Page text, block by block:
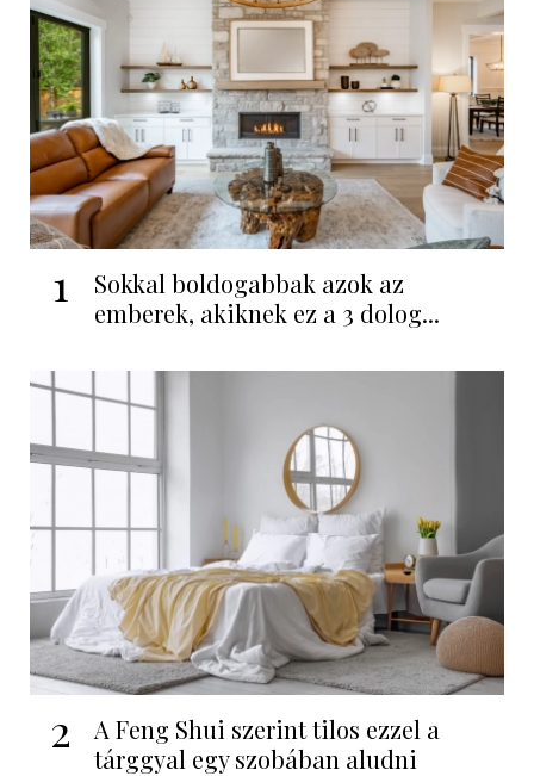
1
Sokkal boldogabbak azok az
emberek, akiknek ez a 3 dolog...
2
A Feng Shui szerint tilos ezzel a
tárggyal egy szobában aludni